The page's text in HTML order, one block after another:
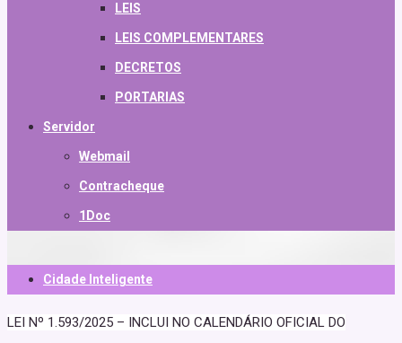
LEIS
LEIS COMPLEMENTARES
DECRETOS
PORTARIAS
Servidor
Webmail
Contracheque
1Doc
Cidade Inteligente
LEI Nº 1.593/2025 – INCLUI NO CALENDÁRIO OFICIAL DO